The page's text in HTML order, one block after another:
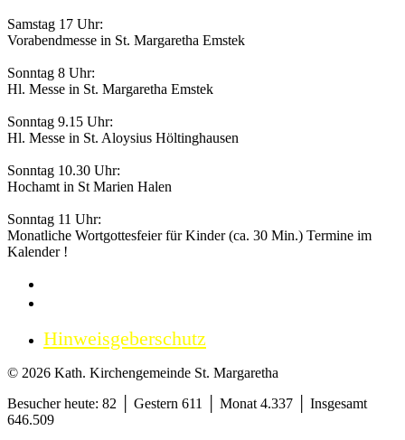
Samstag 17 Uhr:
Vorabendmesse in St. Margaretha Emstek
Sonntag 8 Uhr:
Hl. Messe in St. Margaretha Emstek
Sonntag 9.15 Uhr:
Hl. Messe in St. Aloysius Höltinghausen
Sonntag 10.30 Uhr:
Hochamt in St Marien Halen
Sonntag 11 Uhr:
Monatliche Wortgottesfeier für Kinder (ca. 30 Min.) Termine im
Kalender !
Hinweisgeberschutz
© 2026 Kath. Kirchengemeinde St. Margaretha
Besucher heute: 82 │ Gestern 611 │ Monat 4.337 │ Insgesamt
646.509